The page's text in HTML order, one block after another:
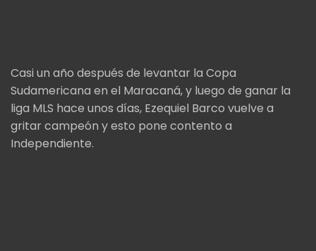
Casi un año después de levantar la Copa
Sudamericana en el Maracaná, y luego de ganar la
liga MLS hace unos días, Ezequiel Barco vuelve a
gritar campeón y esto pone contento a
Independiente.